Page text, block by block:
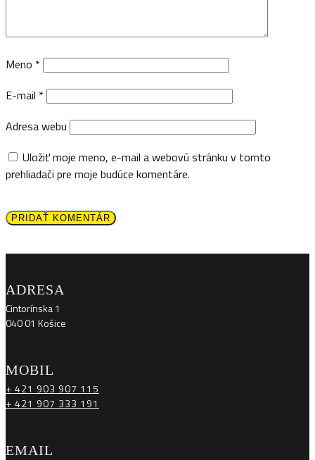
Meno *
E-mail *
Adresa webu
Uložiť moje meno, e-mail a webovú stránku v tomto
prehliadači pre moje budúce komentáre.
PRIDAŤ KOMENTÁR
ADRESA
Cintorínska 1
040 01 Košice
MOBIL
+ 421 903 907 115
+ 421 907 333 191
EMAIL